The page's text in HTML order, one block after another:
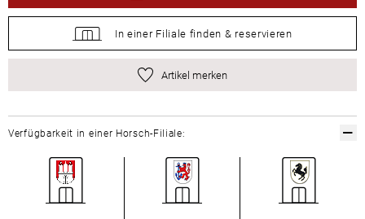
In einer Filiale finden & reservieren
Artikel merken
Verfügbarkeit in einer Horsch-Filiale: